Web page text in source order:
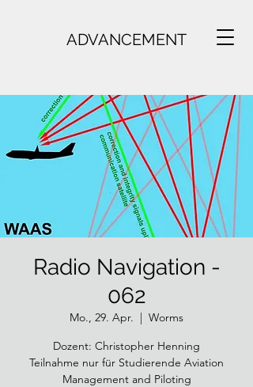
ADVANCEMENT
Radio Navigation -
062
Mo., 29. Apr.
  |
Worms
Dozent: Christopher Henning
Teilnahme nur für Studierende Aviation
Management and Piloting